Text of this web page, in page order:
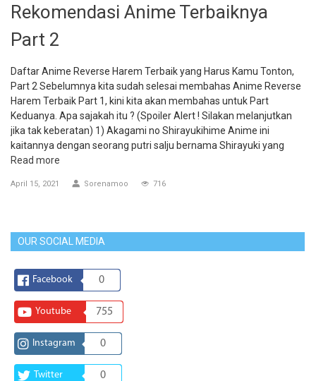
Rekomendasi Anime Terbaiknya
Part 2
Daftar Anime Reverse Harem Terbaik yang Harus Kamu Tonton,
Part 2 Sebelumnya kita sudah selesai membahas Anime Reverse
Harem Terbaik Part 1, kini kita akan membahas untuk Part
Keduanya. Apa sajakah itu ? (Spoiler Alert ! Silakan melanjutkan
jika tak keberatan) 1) Akagami no Shirayukihime Anime ini
kaitannya dengan seorang putri salju bernama Shirayuki yang
Read more
April 15, 2021 Sorenamoo 716
OUR SOCIAL MEDIA
Facebook 0
Youtube 755
Instagram 0
Twitter 0